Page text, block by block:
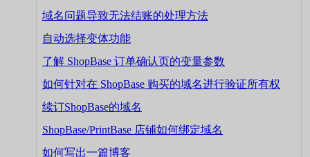
域名问题导致无法结账的处理方法
自动选择变体功能
了解 ShopBase 订单确认页的变量参数
如何针对在 ShopBase 购买的域名进行验证所有权
续订ShopBase的域名
ShopBase/PrintBase 店铺如何绑定域名
如何写出一篇博客